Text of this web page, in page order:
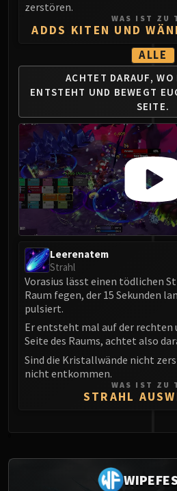
Council of
Nymue
Tindral
Fyrakk
Kazzara
The Amalgamation
The Forgotten
Assault of the
Rashok, the
Zskarn
Scalecommander
Eranog
Terros
Sennarth
Dathea
ICECROWN
Lord
zerstören.
WAS IST ZU
ADDS KITEN UND
ALLE
ACHTET DARAUF, WO
ENTSTEHT UND BEWEGT
SEITE.
Leerenatem
Strahl
Vorasius lässt einen tödlichen
Raum fegen, der 15 Sekunden
pulsiert.
Er entsteht mal auf der rechten
Seite des Raums, achtet also
Sind die Kristallwände nicht
nicht entkommen.
WAS IST ZU
STRAHL